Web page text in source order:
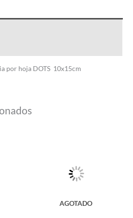
por hoja DOTS 10x15cm
AGOTADO